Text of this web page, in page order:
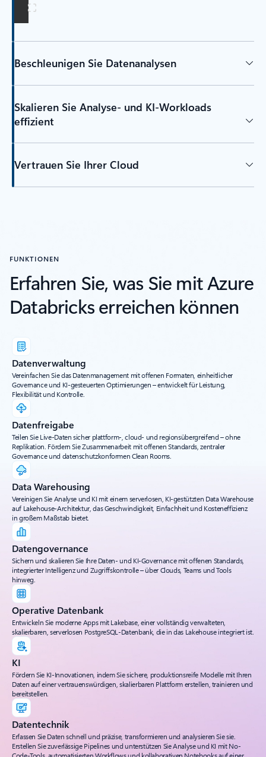
Beschleunigen Sie Datenanalysen
Skalieren Sie Analyse- und KI-Workloads
effizient
Vertrauen Sie Ihrer Cloud
FUNKTIONEN
Erfahren Sie, was Sie mit Azure
Databricks erreichen können
Datenverwaltung
Vereinfachen Sie das Datenmanagement mit offenen Formaten, einheitlicher
Governance und KI-gesteuerten Optimierungen – entwickelt für Leistung,
Flexibilität und Kontrolle.
Datenfreigabe
Teilen Sie Live-Daten sicher plattform-, cloud- und regionsübergreifend – ohne
Replikation. Fördern Sie Zusammenarbeit mit offenen Standards, zentraler
Governance und datenschutzkonformen Clean Rooms.
Data Warehousing
Vereinigen Sie Analyse und KI mit einem serverlosen, KI-gestützten Data Warehouse
auf Lakehouse-Architektur, das Geschwindigkeit, Einfachheit und Kosteneffizienz
in großem Maßstab bietet.
Datengovernance
Sichern und skalieren Sie Ihre Daten- und KI-Governance mit offenen Standards,
integrierter Intelligenz und Zugriffskontrolle – über Clouds, Teams und Tools
hinweg.
Operative Datenbank
Entwickeln Sie moderne Apps mit Lakebase, einer vollständig verwalteten,
skalierbaren, serverlosen PostgreSQL-Datenbank, die in das Lakehouse integriert ist.
KI
Fördern Sie KI-Innovationen, indem Sie sichere, produktionsreife Modelle mit Ihren
Daten auf einer vertrauenswürdigen, skalierbaren Plattform erstellen, trainieren und
bereitstellen.
Datentechnik
Erfassen Sie Daten schnell und präzise, transformieren und analysieren Sie sie.
Erstellen Sie zuverlässige Pipelines und unterstützen Sie Analyse und KI mit No-
Code-Tools, automatisierten Workflows und kollaborativen Notebooks auf einer